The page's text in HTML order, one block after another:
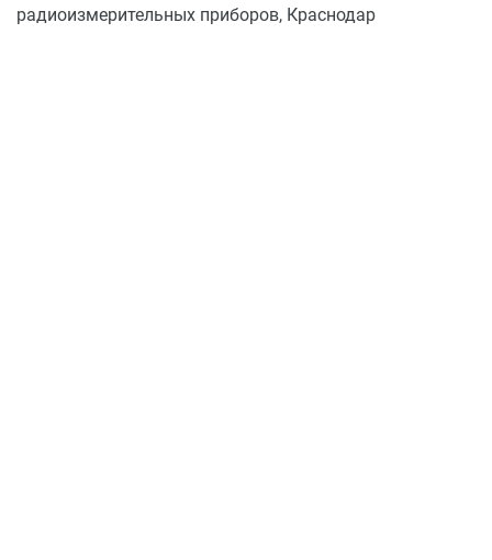
радиоизмерительных приборов, Краснодар